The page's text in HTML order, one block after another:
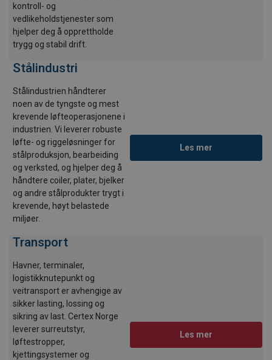
kontroll- og
vedlikeholdstjenester som
hjelper deg å opprettholde
trygg og stabil drift.
Stålindustri
Stålindustrien håndterer
noen av de tyngste og mest
krevende løfteoperasjonene i
industrien. Vi leverer robuste
løfte- og riggeløsninger for
stålproduksjon, bearbeiding
og verksted, og hjelper deg å
håndtere coiler, plater, bjelker
og andre stålprodukter trygt i
krevende, høyt belastede
miljøer.
Les mer
Transport
Havner, terminaler,
logistikknutepunkt og
veitransport er avhengige av
sikker lasting, lossing og
sikring av last. Certex Norge
leverer surreutstyr,
løftestropper,
kjettingsystemer og
Les mer